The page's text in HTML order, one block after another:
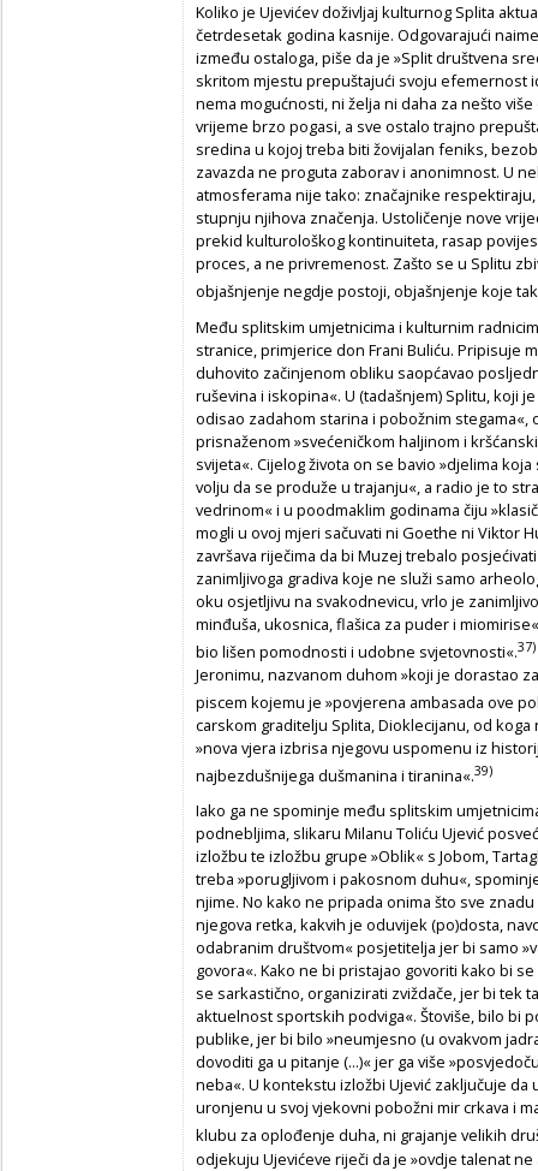
Koliko je Ujevićev doživljaj kulturnog Splita
četrdesetak godina kasnije. Odgovarajući
između ostaloga, piše da je »Split društvena
skritom mjestu prepuštajući svoju efemernost
nema mogućnosti, ni želja ni daha za nešto
vrijeme brzo pogasi, a sve ostalo trajno
sredina u kojoj treba biti žovijalan feniks,
zavazda ne proguta zaborav i anonimnost. U
atmosferama nije tako: značajnike
stupnju njihova značenja. Ustoličenje nove
prekid kulturološkog kontinuiteta, rasap
proces, a ne privremenost. Zašto se u Splitu
objašnjenje negdje postoji, objašnjenje koje
Među splitskim umjetnicima i kulturnim
stranice, primjerice don Frani Buliću. Pripisuje
duhovito začinjenom obliku saopćavao
ruševina i iskopina«. U (tadašnjem) Splitu, koji
odisao zadahom starina i pobožnim stegama«,
prisnaženom »svećeničkom haljinom i
svijeta«. Cijelog života on se bavio »djelima
volju da se produže u trajanju«, a radio je to
vedrinom« i u poodmaklim godinama čiju
mogli u ovoj mjeri sačuvati ni Goethe ni Viktor
završava riječima da bi Muzej trebalo
zanimljivoga gradiva koje ne služi samo
oku osjetljivu na svakodnevicu, vrlo je
minđuša, ukosnica, flašica za puder i
bio lišen pomodnosti i udobne svjetovnosti«.37)
Jeronimu, nazvanom duhom »koji je dorastao
piscem kojemu je »povjerena ambasada ove
carskom graditelju Splita, Dioklecijanu, od
»nova vjera izbrisa njegovu uspomenu iz
najbezdušnijega dušmanina i tiranina«.39)
Iako ga ne spominje među splitskim
podnebljima, slikaru Milanu Toliću Ujević
izložbu te izložbu grupe »Oblik« s Jobom,
treba »porugljivom i pakosnom duhu«,
njime. No kako ne pripada onima što sve
njegova retka, kakvih je oduvijek (po)dosta,
odabranim društvom« posjetitelja jer bi samo
govora«. Kako ne bi pristajao govoriti kako bi
se sarkastično, organizirati zviždače, jer bi tek
aktuelnost sportskih podviga«. Štoviše, bilo bi
publike, jer bi bilo »neumjesno (u ovakvom
dovoditi ga u pitanje (...)« jer ga više
neba«. U kontekstu izložbi Ujević zaključuje da
uronjenu u svoj vjekovni pobožni mir crkava i
klubu za oplođenje duha, ni grajanje velikih
odjekuju Ujevićeve riječi da je »ovdje talenat